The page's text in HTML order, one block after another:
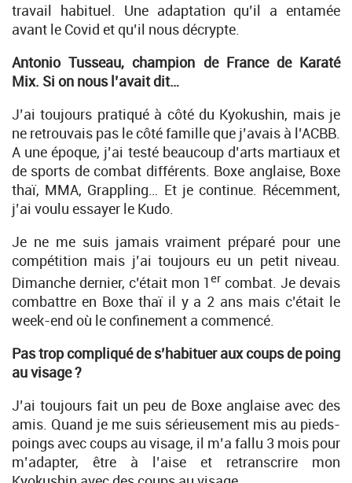
travail habituel. Une adaptation qu’il a entamée
avant le Covid et qu’il nous décrypte.
Antonio Tusseau, champion de France de Karaté
Mix. Si on nous l’avait dit…
J’ai toujours pratiqué à côté du Kyokushin, mais je
ne retrouvais pas le côté famille que j’avais à l’ACBB.
A une époque, j’ai testé beaucoup d’arts martiaux et
de sports de combat différents. Boxe anglaise, Boxe
thaï, MMA, Grappling… Et je continue. Récemment,
j’ai voulu essayer le Kudo.
Je ne me suis jamais vraiment préparé pour une
compétition mais j’ai toujours eu un petit niveau.
Dimanche dernier, c’était mon 1er combat. Je devais
combattre en Boxe thaï il y a 2 ans mais c’était le
week-end où le confinement a commencé.
Pas trop compliqué de s’habituer aux coups de poing
au visage ?
J’ai toujours fait un peu de Boxe anglaise avec des
amis. Quand je me suis sérieusement mis au pieds-
poings avec coups au visage, il m’a fallu 3 mois pour
m’adapter, être à l’aise et retranscrire mon